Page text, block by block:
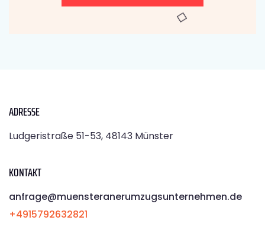
ADRESSE
Ludgeristraße 51-53, 48143 Münster
KONTAKT
anfrage@muensteranerumzugsunternehmen.de
+4915792632821